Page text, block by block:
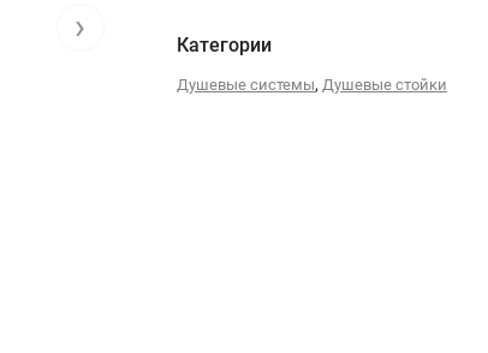
› Категории
Душевые системы, Душевые стойки